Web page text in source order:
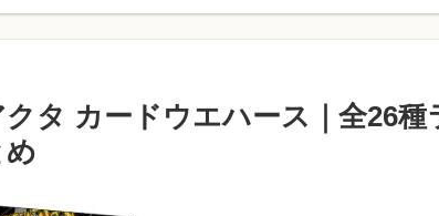
クタ カードウエハース｜全26種